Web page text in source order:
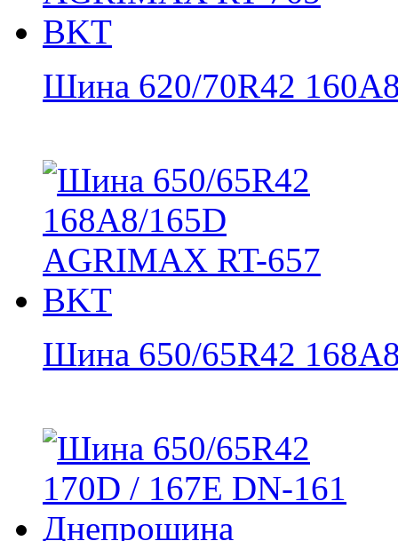
Шина 620/70R42
Шина 650/65R42